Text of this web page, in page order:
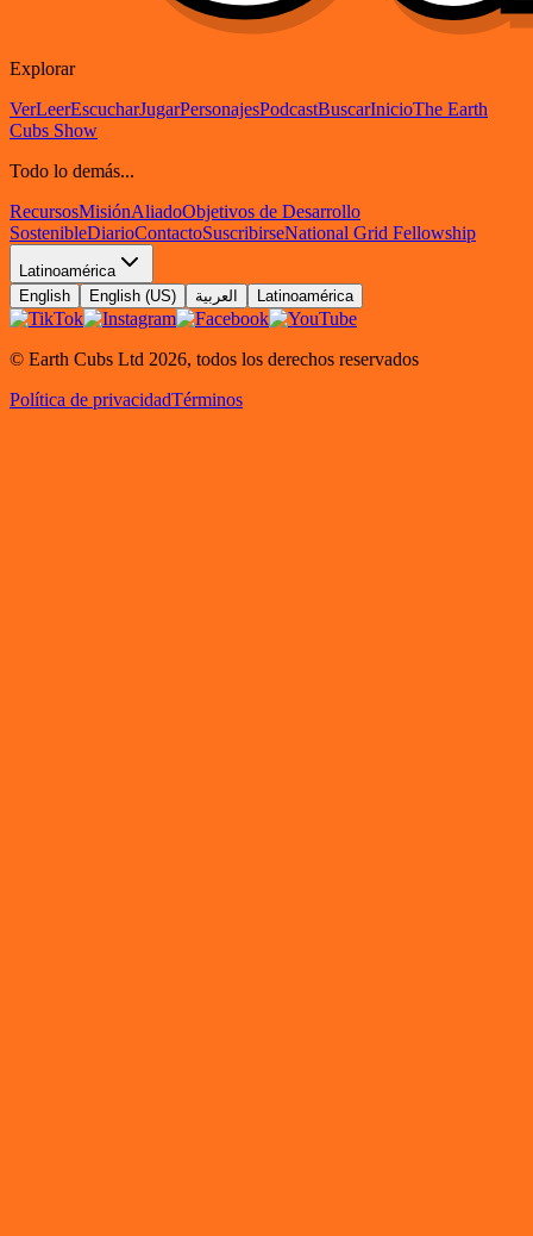
Explorar
VerLeerEscucharJugarPersonajesPodcastBuscarInicioThe Earth
Cubs Show
Todo lo demás...
RecursosMisiónAliadoObjetivos de Desarrollo
SostenibleDiarioContactoSuscribirseNational Grid Fellowship
Latinoamérica
English
English (US) العربية Latinoamérica
© Earth Cubs Ltd 2026, todos los derechos reservados
Política de privacidadTérminos